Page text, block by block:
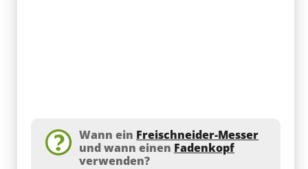
Wann ein Freischneider-Messer
und wann einen Fadenkopf
verwenden?